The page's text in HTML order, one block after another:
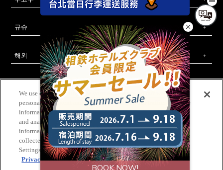
규슈
해외
소테츠 호텔즈 공식 SNS
문의는 이쪽 회사 개요 신규 호텔 개발 제안 칼럼
WEB 이용 규약
사이트 정책
개인정보 보호정책 고객 괴롭힘에 대한 기본 정책
법인 계약
숙박약관
회원규약 사이트 맵 채용 정보
We use cookies to improve your experience on our website, to
personalize content and ads, and to analyze our traffic. We share
information about your use of our website with our advertising
and analytics partners, who may combine it with other
information that you have provided to them or that they have
collected from your use of their services. Please click [Cookie
Settings] to customize your cookie settings on our website.
Privacy Policy